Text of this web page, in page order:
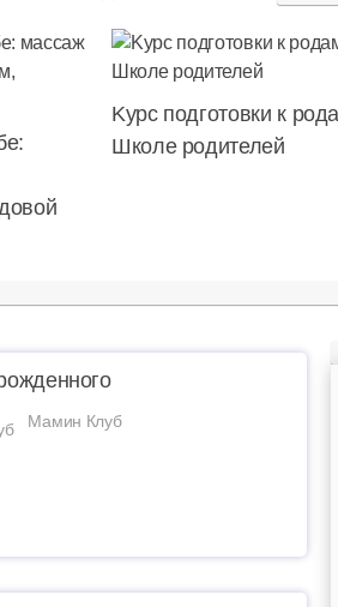
Kурс подготовки к
Школе родителей
Мамин Клуб